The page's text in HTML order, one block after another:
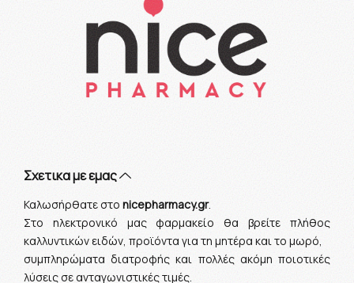
Σχετικα με εμας
Καλωσήρθατε στο nicepharmacy.gr.
Στο ηλεκτρονικό μας φαρμακείο θα βρείτε πλήθος
καλλυντικών ειδών, προϊόντα για τη μητέρα και το μωρό,
συμπληρώματα διατροφής και πολλές ακόμη ποιοτικές
λύσεις σε ανταγωνιστικές τιμές.